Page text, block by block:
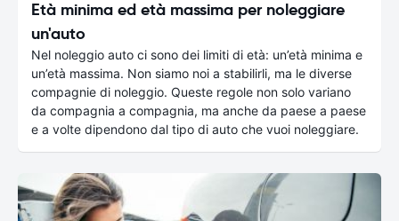
Età minima ed età massima per noleggiare
un'auto
Nel noleggio auto ci sono dei limiti di età: un’età minima e
un’età massima. Non siamo noi a stabilirli, ma le diverse
compagnie di noleggio. Queste regole non solo variano
da compagnia a compagnia, ma anche da paese a paese
e a volte dipendono dal tipo di auto che vuoi noleggiare.